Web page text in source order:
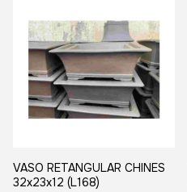
VASO RETANGULAR CHINES
32x23x12 (L168)